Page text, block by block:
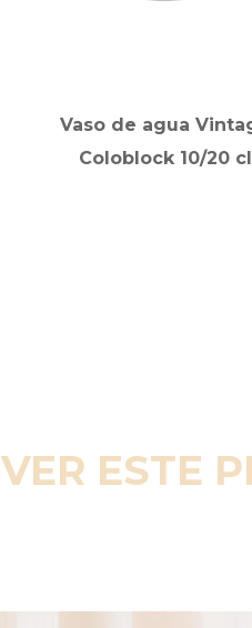
Vaso de agua
Coloblock 10/20 cl
VER ESTE